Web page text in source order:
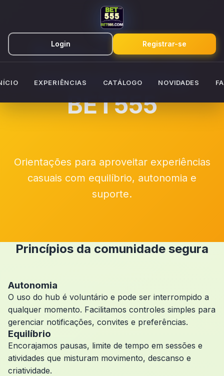
Login Registrar-se
EXPERIÊNCIAS CATÁLOGO NOVIDADES
Bem-estar no
ecossistema
BET555
Orientações para aproveitar experiências
casuais com equilíbrio, autonomia e
suporte.
Princípios da comunidade segura
Autonomia
O uso do hub é voluntário e pode ser interrompido a
qualquer momento. Facilitamos controles simples para
gerenciar notificações, convites e preferências.
Equilíbrio
Encorajamos pausas, limite de tempo em sessões e
atividades que misturam movimento, descanso e
criatividade.